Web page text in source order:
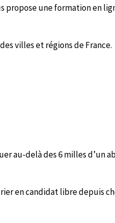
une formation en
villes et régions de France.
au-delà des 6 milles d’un
en candidat libre depuis